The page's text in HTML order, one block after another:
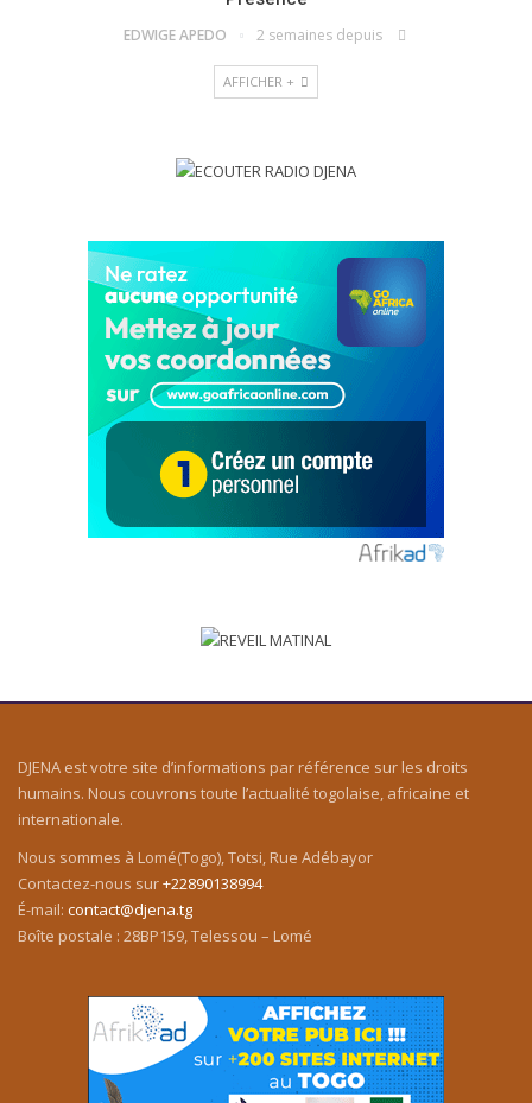
EDWIGE APEDO 2 semaines depuis
AFFICHER +
DJENA est votre site d’informations par référence sur les droits
humains. Nous couvrons toute l’actualité togolaise, africaine et
internationale.
Nous sommes à Lomé(Togo), Totsi, Rue Adébayor
Contactez-nous sur+22890138994
É-mail: contact@djena.tg
Boîte postale : 28BP159, Telessou – Lomé